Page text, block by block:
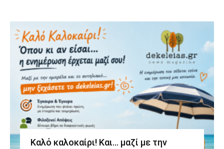
Καλό καλοκαίρι! Και… μαζί με την